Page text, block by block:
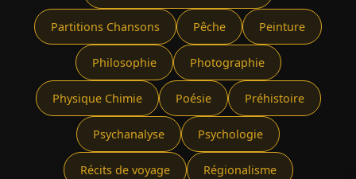
Partitions Chansons Pêche Peinture
Philosophie Photographie
Physique Chimie Poésie Préhistoire
Psychanalyse Psychologie
Récits de voyage Régionalisme